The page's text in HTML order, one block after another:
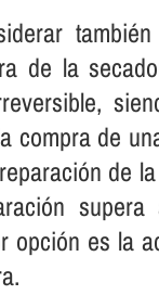
de la
compra de
de
opción es la